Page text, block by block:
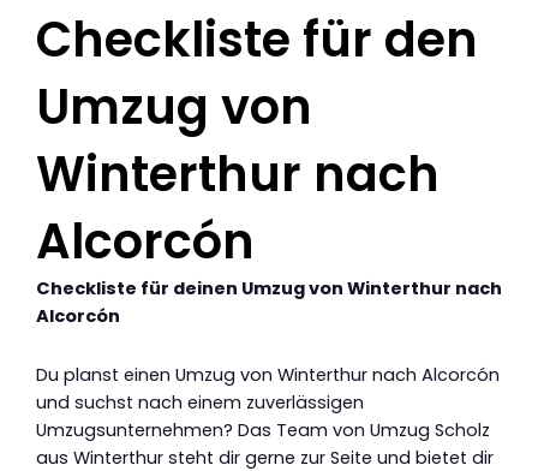
Checkliste für den
Umzug von
Winterthur nach
Alcorcón
Checkliste für deinen Umzug von Winterthur nach
Alcorcón
Du planst einen Umzug von Winterthur nach Alcorcón
und suchst nach einem zuverlässigen
Umzugsunternehmen? Das Team von Umzug Scholz
aus Winterthur steht dir gerne zur Seite und bietet dir